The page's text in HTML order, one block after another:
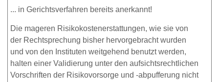
... in Gerichtsverfahren bereits anerkannt!
Die mageren Risikokostenerstattungen, wie sie von
der Rechtsprechung bisher hervorgebracht wurden
und von den Instituten weitgehend benutzt werden,
halten einer Validierung unter den aufsichtsrechtlichen
Vorschriften der Risikovorsorge und -abpufferung nicht